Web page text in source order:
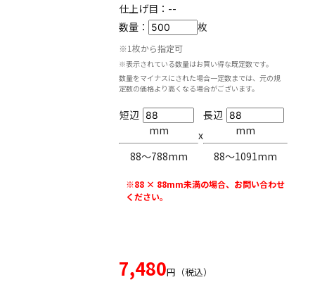
仕上げ目： --
数量：
枚
※1枚から指定可
※表示されている数量はお買い得な既定数です。
数量をマイナスにされた場合一定数までは、元の規
定数の価格より高くなる場合がございます。
短辺
mm
88〜788mm
x
長辺
mm
88〜1091mm
※88 × 88mm未満の場合、お問い合わせ
ください。
7,480円（税込）